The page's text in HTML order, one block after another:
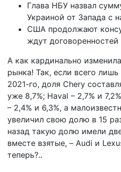
Глава НБУ назвал
Украиной от Запада с
США продолжают
ждут договоренностей
А как кардинально
рынка! Так, если всего лишь
2021-го, доля Chery
уже 8,7%; Haval – 2,7% и
– 2,4% и 6,3%, а
увеличил свою долю в 15
назад такую долю имели
вместе взятые, – Audi и
теперь?..